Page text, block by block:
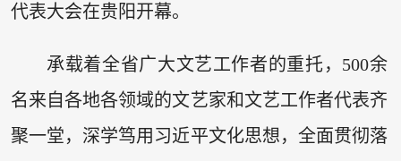
代表大会在贵阳开幕。
承载着全省广大文艺工作者的重托，500余
名来自各地各领域的文艺家和文艺工作者代表齐
聚一堂，深学笃用习近平文化思想，全面贯彻落